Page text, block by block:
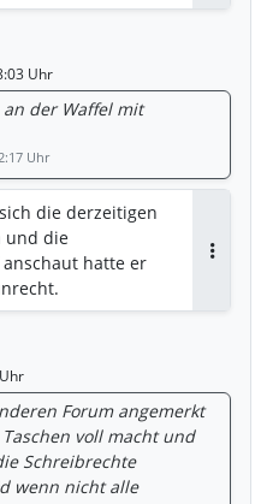
Uhr
der Waffel mit
Uhr
die derzeitigen
und die
hatte er
Forum angemerkt
voll macht und
Schreibrechte
wenn nicht alle